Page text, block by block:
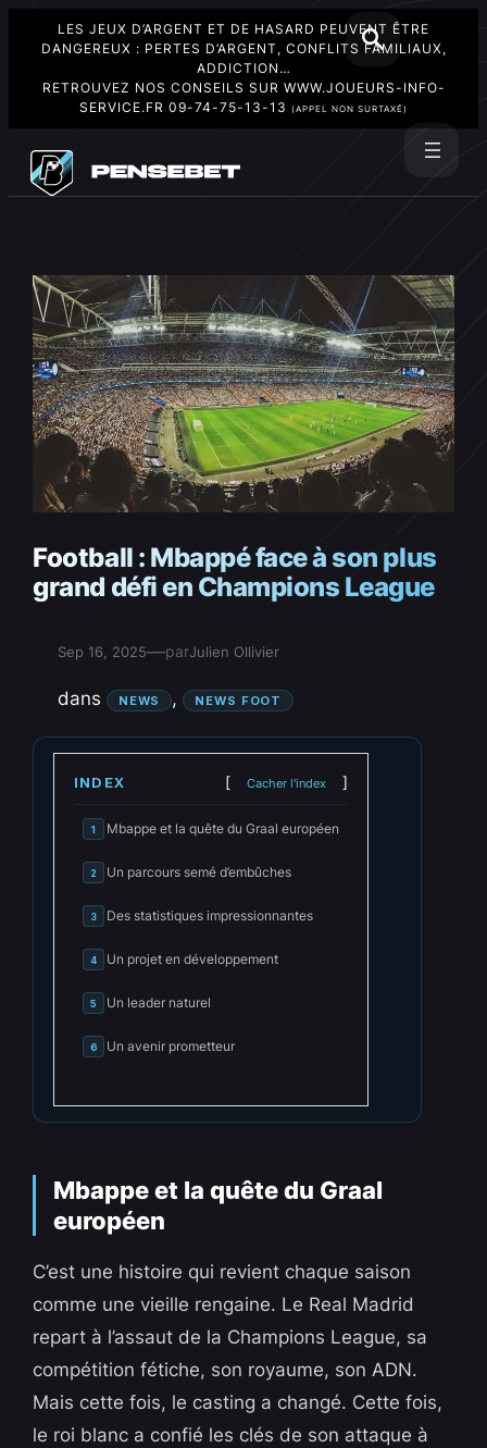
LES JEUX D’ARGENT ET DE HASARD PEUVENT ÊTRE
DANGEREUX : PERTES D’ARGENT, CONFLITS FAMILIAUX,
ADDICTION…
RETROUVEZ NOS CONSEILS SUR WWW.JOUEURS-INFO-
SERVICE.FR 09-74-75-13-13 (APPEL NON SURTAXÉ)
contenu
Football : Mbappé face à son plus
grand défi en Champions League
Sep 16, 2025—parJulien Ollivier
dans NEWS , NEWS FOOT
INDEX Cacher l'index
1 Mbappe et la quête du Graal européen
2 Un parcours semé d’embûches
3 Des statistiques impressionnantes
4 Un projet en développement
5 Un leader naturel
6 Un avenir prometteur
Mbappe et la quête du Graal
européen
C’est une histoire qui revient chaque saison
comme une vieille rengaine. Le Real Madrid
repart à l’assaut de la Champions League, sa
compétition fétiche, son royaume, son ADN.
Mais cette fois, le casting a changé. Cette fois,
le roi blanc a confié les clés de son attaque à